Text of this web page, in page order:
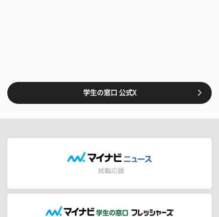
学生の窓口 公式X